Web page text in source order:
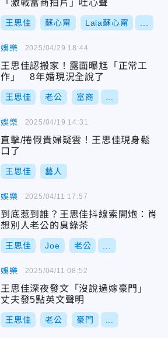
「激戰富商拍片」吐心聲
王思佳 蘇心甯 Lala蘇心甯
娛樂
王思佳認搬家！露面曝尪「正常工
作」 8年婚現況全說了
王思佳 老公 富商
2025/04/29 18:44
娛樂
直擊/捲假貴婦疑雲！王思佳現身鬆
口了
王思佳 藝人
2025/04/19 14:31
娛樂
到底惹到誰？王思佳抖線索開炮：肖
想別人老公的臭綠茶
王思佳 Joe 老公
2025/04/11 17:57
娛樂
王思佳深夜發文「沒說過嫁豪門」
丈夫發5點英文聲明
王思佳 老公 豪門
2025/04/11 08:52